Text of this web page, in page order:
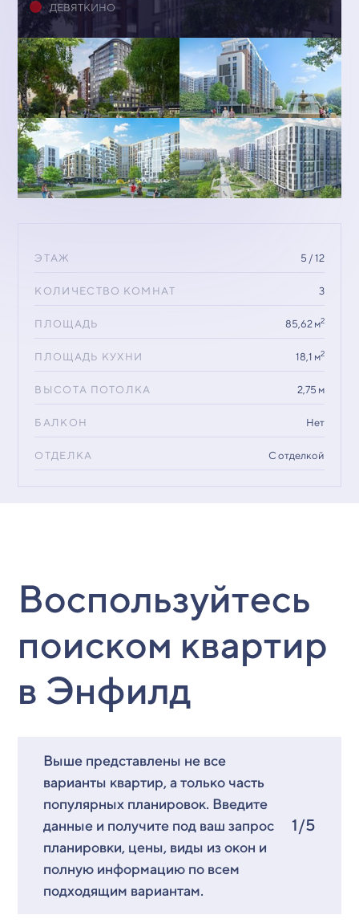
ДЕВЯТКИНО
ЭТАЖ 5 / 12
КОЛИЧЕСТВО КОМНАТ 3
ПЛОЩАДЬ 85,62 м2
ПЛОЩАДЬ КУХНИ 18,1 м2
ВЫСОТА ПОТОЛКА 2,75 м
БАЛКОН Нет
ОТДЕЛКА С отделкой
Воспользуйтесь
поиском квартир
в Энфилд
Выше представлены не все
варианты квартир, а только часть
популярных планировок. Введите
данные и получите под ваш запрос
планировки, цены, виды из окон и
полную информацию по всем
подходящим вариантам.
1/5